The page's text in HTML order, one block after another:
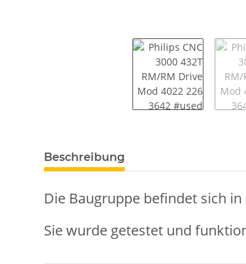
weitere Registerkarten anzeigen
Beschreibung
Die Baugruppe befindet sich
Sie wurde getestet und